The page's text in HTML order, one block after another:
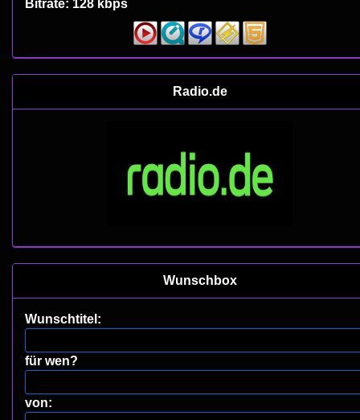
Bitrate: 128 kbps
Radio.de
Wunschbox
Wunschtitel:
für wen?
von: